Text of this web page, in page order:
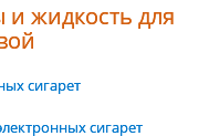
и жидкость для